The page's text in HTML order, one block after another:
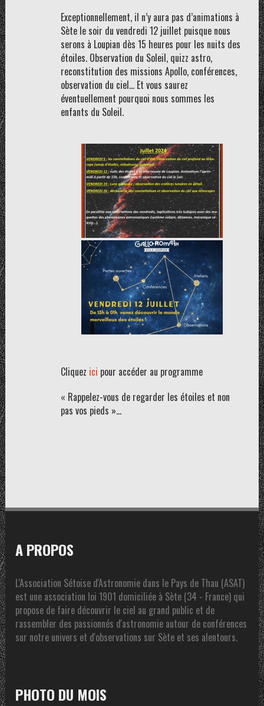
Exceptionnellement, il n’y aura pas d’animations à
Sète le soir du vendredi 12 juillet puisque nous
serons à Loupian dès 15 heures pour les nuits des
étoiles. Observation du Soleil, quizz astro,
reconstitution des missions Apollo, conférences,
observation du ciel… Et vous saurez
éventuellement pourquoi nous sommes les
enfants du Soleil.
Cliquez ici pour accéder au programme
« Rappelez-vous de regarder les étoiles et non
pas vos pieds »…
A PROPOS
L'Association Sétoise d'Astronomie dans le Pays de Thau (ASAT)
est une association loi 1901 domiciliée à Sète (34 - France) qui
propose de faire découvrir le ciel au grand public et de
rassembler des passionnés d'astronomie autour de conférences
sur notre univers et d'observations sur Sète et ses alentours.
PHOTO DU MOIS